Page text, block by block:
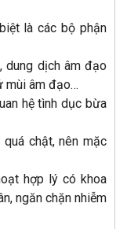
là các bộ phận
dung dịch âm đạo
mùi âm đạo…
hệ tình dục bừa
chật, nên mặc
hợp lý có khoa
ngăn chặn nhiễm